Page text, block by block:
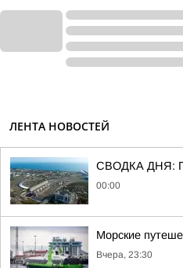
ЛЕНТА НОВОСТЕЙ
СВОДКА ДНЯ:
00:00
Морские
Вчера, 23:30